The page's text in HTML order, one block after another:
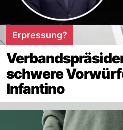
Erpressung?
schwere
Infantino